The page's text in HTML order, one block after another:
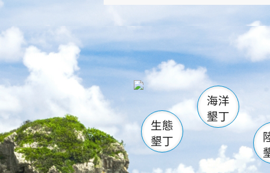
龜山 海生館
恆春
龍鑾潭自
瓊麻館
關山
白砂
生態
墾丁
海洋
墾丁